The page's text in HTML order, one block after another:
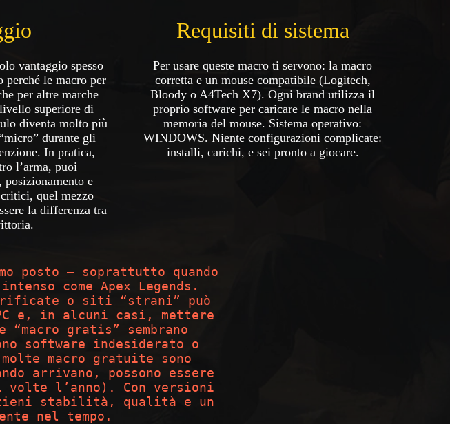
vantaggio spesso
perché le macro per
per altre marche
superiore di
diventa molto più
durante gli
In pratica,
l’arma, puoi
e
quel mezzo
la differenza tra
Requisiti di sistema
Per usare queste macro ti servono: la macro
corretta e un mouse compatibile (Logitech,
Bloody o A4Tech X7). Ogni brand utilizza il
proprio software per caricare le macro nella
memoria del mouse. Sistema operativo:
WINDOWS. Niente configurazioni complicate:
installi, carichi, e sei pronto a giocare.
posto — soprattutto quando
come Apex Legends.
o siti “strani” può
e, in alcuni casi, mettere
gratis” sembrano
software indesiderato o
macro gratuite sono
arrivano, possono essere
l’anno). Con versioni
stabilità, qualità e un
nel tempo.